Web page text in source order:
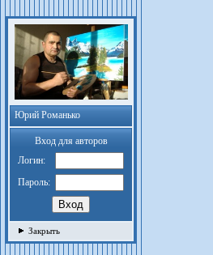
Юрий Романько
Вход для авторов
Логин:
Пароль:
Закрыть